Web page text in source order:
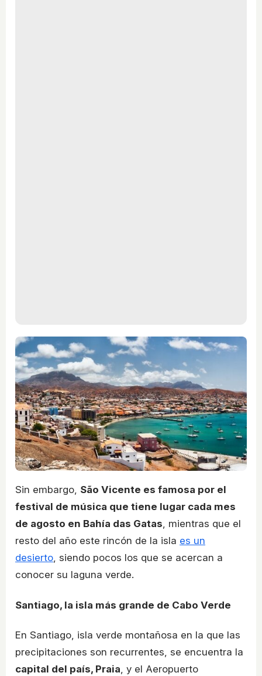
Sin embargo, São Vicente es famosa por el
festival de música que tiene lugar cada mes
de agosto en Bahía das Gatas , mientras que el
resto del año este rincón de la isla es un
desierto , siendo pocos los que se acercan a
conocer su laguna verde.
Santiago, la isla más grande de Cabo Verde
En Santiago, isla verde montañosa en la que las
precipitaciones son recurrentes, se encuentra la
capital del país, Praia, y el Aeropuerto